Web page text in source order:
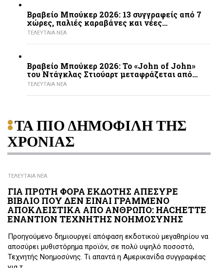
Βραβείο Μπούκερ 2026: 13 συγγραφείς από 7
χώρες, παλιές καραβάνες και νέες…
ΤΕΛΕΥΤΑΙΑ ΝΕΑ
Βραβείο Μπούκερ 2026: Το «John of John»
του Ντάγκλας Στιούαρτ μεταφράζεται από…
ΤΕΛΕΥΤΑΙΑ ΝΕΑ
ΤΑ ΠΙΟ ΔΗΜΟΦΙΛΗ ΤΗΣ
ΧΡΟΝΙΑΣ
ΤΕΛΕΥΤΑΙΑ ΝΕΑ
ΓΙΑ ΠΡΩΤΗ ΦΟΡΑ ΕΚΔΟΤΗΣ ΑΠΕΣΥΡΕ
ΒΙΒΛΙΟ ΠΟΥ ΔΕΝ ΕΙΝΑΙ ΓΡΑΜΜΕΝΟ
ΑΠΟΚΛΕΙΣΤΙΚΑ ΑΠΟ ΑΝΘΡΩΠΟ: HACHETTE
ΕΝΑΝΤΙΟΝ ΤΕΧΝΗΤΗΣ ΝΟΗΜΟΣΥΝΗΣ
Προηγούμενο δημιουργεί απόφαση εκδοτικού μεγαθηρίου να
αποσύρει μυθιστόρημα προϊόν, σε πολύ υψηλό ποσοστό,
Τεχνητής Νοημοσύνης. Τι απαντά η Αμερικανίδα συγγραφέας